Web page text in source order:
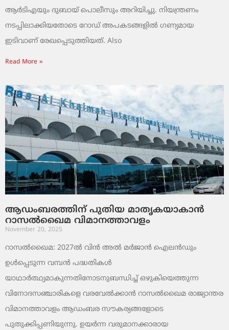
ആർടിഎയും ദുബായ് പൊലീസും അറിയിച്ചു. നിയന്ത്രണം
നടപ്പിലാക്കിയതോടെ റോഡ് അപകടങ്ങളിൽ ഗണ്യമായ
ഇടിവാണ് രേഖപ്പെടുത്തിയത്. Also
Read More »
ആഡംബരത്തിന് പുതിയ മാതൃകയാകാൻ
റാസൽഖൈമ വിമാനത്താവളം
November 20, 2025
റാസൽഖൈമ: 2027ൽ വിൻ അൽ മർജാൻ ഐലൻഡും
ഉൾപ്പെടുന്ന വമ്പൻ പദ്ധതികൾ
യാഥാർത്ഥ്യമാകുന്നതിനോടനുബന്ധിച്ച് ഒഴുകിയെത്തുന്ന
വിനോദസഞ്ചാരികളെ വരവേൽക്കാൻ റാസൽഖൈമ രാജ്യാന്തര
വിമാനത്താവളം ആഡംബര സൗകര്യങ്ങളോടെ
പുതുക്കിപ്പണിയുന്നു. ഉയർന്ന വരുമാനക്കാരായ